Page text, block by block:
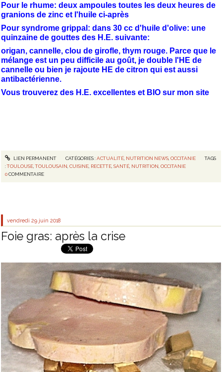
Pour le rhume: deux ampoules toutes les deux heures de
granions de zinc et l'huile ci-après
Pour syndrome grippal: dans 30 cc d'huile d'olive: une
quinzaine de gouttes des H.E. suivante:
origan, cannelle, clou de girofle, thym rouge. Parce que le
mélange est un peu difficile au goût, je double l'HE de
cannelle ou bien je rajoute HE de citron qui est aussi
antibactérienne.
Vous trouverez des H.E. excellentes et BIO sur mon site
LIEN PERMANENT CATÉGORIES :ACTUALITÉ, NUTRITION NEWS, OCCITANIE
TAGS
:TOULOUSE ,TOULOUSAIN ,CUISINE RECETTE ,SANTÉ NUTRITION ,OCCITANIE
0COMMENTAIRE
vendredi 29 juin 2018
Foie gras: après la crise